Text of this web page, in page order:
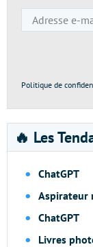
Politique de
🔥 Les
ChatGPT
Aspirateur
ChatGPT
Livres